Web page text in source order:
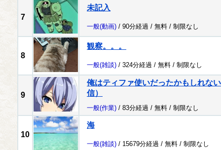
7
未記入
一般(動画) / 90分経過 / 無料 / 制限なし
8
観察。。。
一般(雑談) / 324分経過 / 無料 / 制限なし
9
俺はティファ使いだったかもしれな
信）
一般(作業) / 83分経過 / 無料 / 制限なし
10
海
一般(雑談) / 15679分経過 / 無料 / 制限なし